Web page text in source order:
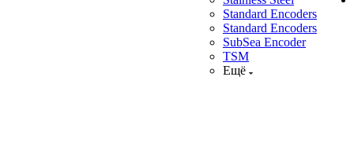
Standard Encoders
Standard Encoders
SubSea Encoder
TSM
Ещё